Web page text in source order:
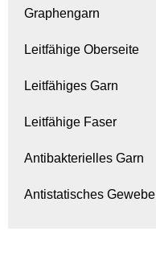
Graphengarn
Leitfähige Oberseite
Leitfähiges Garn
Leitfähige Faser
Antibakterielles Garn
Antistatisches Gewebe